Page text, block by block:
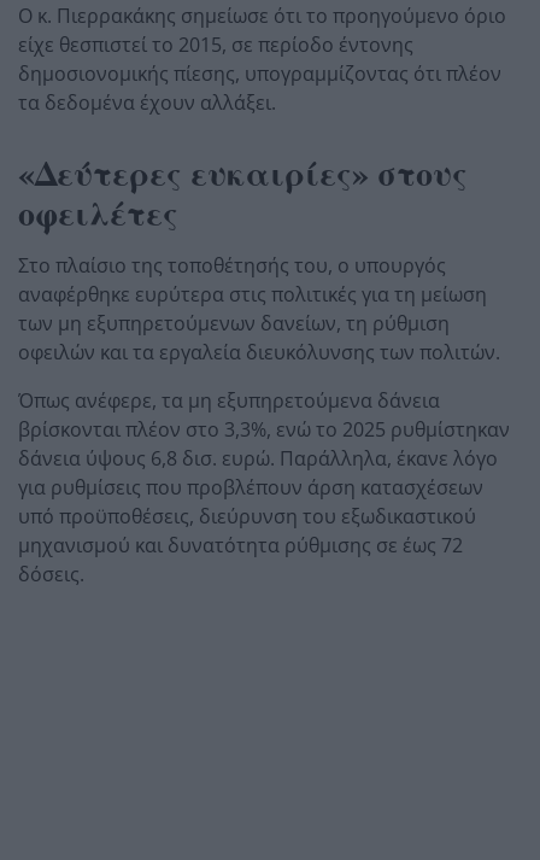
Ο κ. Πιερρακάκης σημείωσε ότι το προηγούμενο όριο
είχε θεσπιστεί το 2015, σε περίοδο έντονης
δημοσιονομικής πίεσης, υπογραμμίζοντας ότι πλέον
τα δεδομένα έχουν αλλάξει.
«Δεύτερες ευκαιρίες» στους
οφειλέτες
Στο πλαίσιο της τοποθέτησής του, ο υπουργός
αναφέρθηκε ευρύτερα στις πολιτικές για τη μείωση
των μη εξυπηρετούμενων δανείων, τη ρύθμιση
οφειλών και τα εργαλεία διευκόλυνσης των πολιτών.
Όπως ανέφερε, τα μη εξυπηρετούμενα δάνεια
βρίσκονται πλέον στο 3,3%, ενώ το 2025 ρυθμίστηκαν
δάνεια ύψους 6,8 δισ. ευρώ. Παράλληλα, έκανε λόγο
για ρυθμίσεις που προβλέπουν άρση κατασχέσεων
υπό προϋποθέσεις, διεύρυνση του εξωδικαστικού
μηχανισμού και δυνατότητα ρύθμισης σε έως 72
δόσεις.